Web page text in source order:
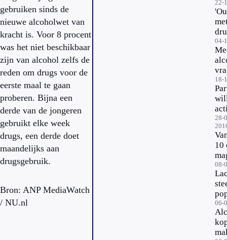
gebruiken sinds de
nieuwe alcoholwet van
kracht is. Voor 8 procent
was het niet beschikbaar
zijn van alcohol zelfs de
reden om drugs voor de
eerste maal te gaan
proberen. Bijna een
derde van de jongeren
gebruikt elke week
drugs, een derde doet
maandelijks aan
drugsgebruik.
Bron: ANP MediaWatch
/ NU.nl
22-
04-
18-
28-
10
08-
06-